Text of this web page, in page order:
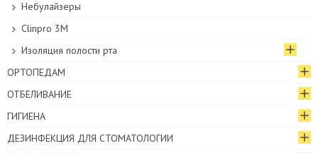
Небулайзеры
Clinpro 3M
Изоляция полости рта
ОРТОПЕДАМ
ОТБЕЛИВАНИЕ
ГИГИЕНА
ДЕЗИНФЕКЦИЯ ДЛЯ СТОМАТОЛОГИИ